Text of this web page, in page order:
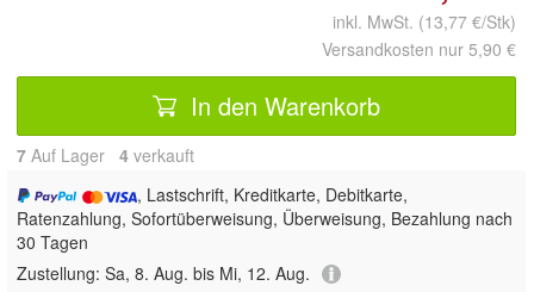
inkl. MwSt. (13,77 €/Stk)
Versandkosten nur 5,90 €
In den Warenkorb
7 Auf Lager 4 verkauft
, Lastschrift, Kreditkarte, Debitkarte,
Ratenzahlung, Sofortüberweisung, Überweisung, Bezahlung nach
30 Tagen
Zustellung: Sa, 8. Aug. bis Mi, 12. Aug.